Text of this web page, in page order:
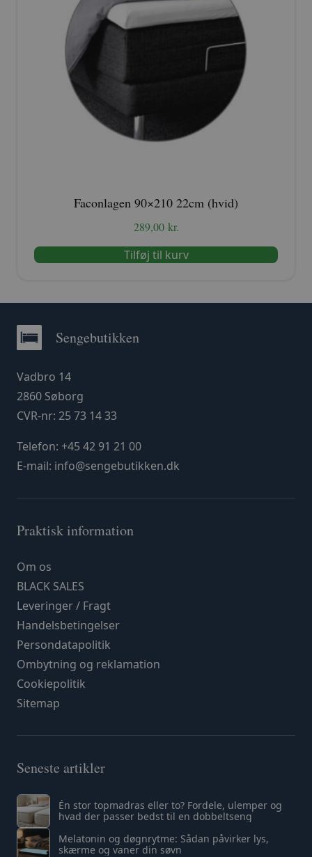
Faconlagen 90×210 22cm (hvid)
289,00 kr.
Tilføj til kurv
Sengebutikken
Vadbro 14
2860 Søborg
CVR-nr: 25 73 14 33
Telefon: +45 42 91 21 00
E-mail: info@sengebutikken.dk
Praktisk information
Om os
BLACK SALES
Leveringer / Fragt
Handelsbetingelser
Persondatapolitik
Ombytning og reklamation
Cookiepolitik
Sitemap
Seneste artikler
Én stor topmadras eller to? Fordele, ulemper og
hvad der passer bedst til en dobbeltseng
Melatonin og døgnrytme: Sådan påvirker lys,
skærme og vaner din søvn